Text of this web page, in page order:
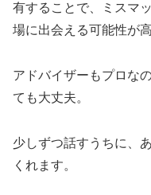
有することで、ミスマ
場に出会える可能性が
アドバイザーもプロな
ても大丈夫。
少しずつ話すうちに、
くれます。